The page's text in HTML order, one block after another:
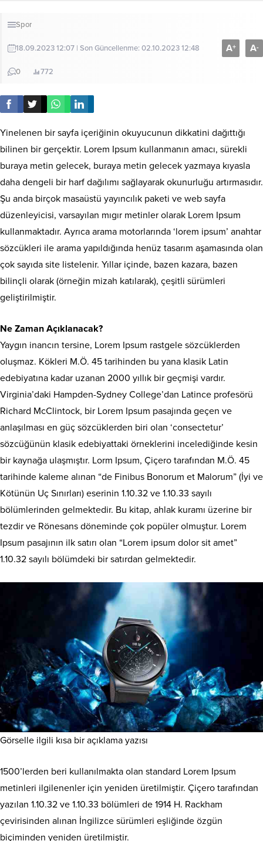
Spor
18.09.2023 12:07 | Son Güncellenme: 02.10.2023 12:48
0 772
A+ A-
Yinelenen bir sayfa içeriğinin okuyucunun dikkatini dağıttığı
bilinen bir gerçektir. Lorem Ipsum kullanmanın amacı, sürekli
buraya metin gelecek, buraya metin gelecek yazmaya kıyasla
daha dengeli bir harf dağılımı sağlayarak okunurluğu artırmasıdır.
Şu anda birçok masaüstü yayıncılık paketi ve web sayfa
düzenleyicisi, varsayılan mıgır metinler olarak Lorem Ipsum
kullanmaktadır. Ayrıca arama motorlarında ‘lorem ipsum’ anahtar
sözcükleri ile arama yapıldığında henüz tasarım aşamasında olan
çok sayıda site listelenir. Yıllar içinde, bazen kazara, bazen
bilinçli olarak (örneğin mizah katılarak), çeşitli sürümleri
geliştirilmiştir.
Ne Zaman Açıklanacak?
Yaygın inancın tersine, Lorem Ipsum rastgele sözcüklerden
oluşmaz. Kökleri M.Ö. 45 tarihinden bu yana klasik Latin
edebiyatına kadar uzanan 2000 yıllık bir geçmişi vardır.
Virginia’daki Hampden-Sydney College’dan Latince profesörü
Richard McClintock, bir Lorem Ipsum pasajında geçen ve
anlaşılması en güç sözcüklerden biri olan ‘consectetur’
sözcüğünün klasik edebiyattaki örneklerini incelediğinde kesin
bir kaynağa ulaşmıştır. Lorm Ipsum, Çiçero tarafından M.Ö. 45
tarihinde kaleme alınan “de Finibus Bonorum et Malorum” (İyi ve
Kötünün Uç Sınırları) eserinin 1.10.32 ve 1.10.33 sayılı
bölümlerinden gelmektedir. Bu kitap, ahlak kuramı üzerine bir
tezdir ve Rönesans döneminde çok popüler olmuştur. Lorem
Ipsum pasajının ilk satırı olan “Lorem ipsum dolor sit amet”
1.10.32 sayılı bölümdeki bir satırdan gelmektedir.
Görselle ilgili kısa bir açıklama yazısı
1500’lerden beri kullanılmakta olan standard Lorem Ipsum
metinleri ilgilenenler için yeniden üretilmiştir. Çiçero tarafından
yazılan 1.10.32 ve 1.10.33 bölümleri de 1914 H. Rackham
çevirisinden alınan İngilizce sürümleri eşliğinde özgün
biçiminden yeniden üretilmiştir.